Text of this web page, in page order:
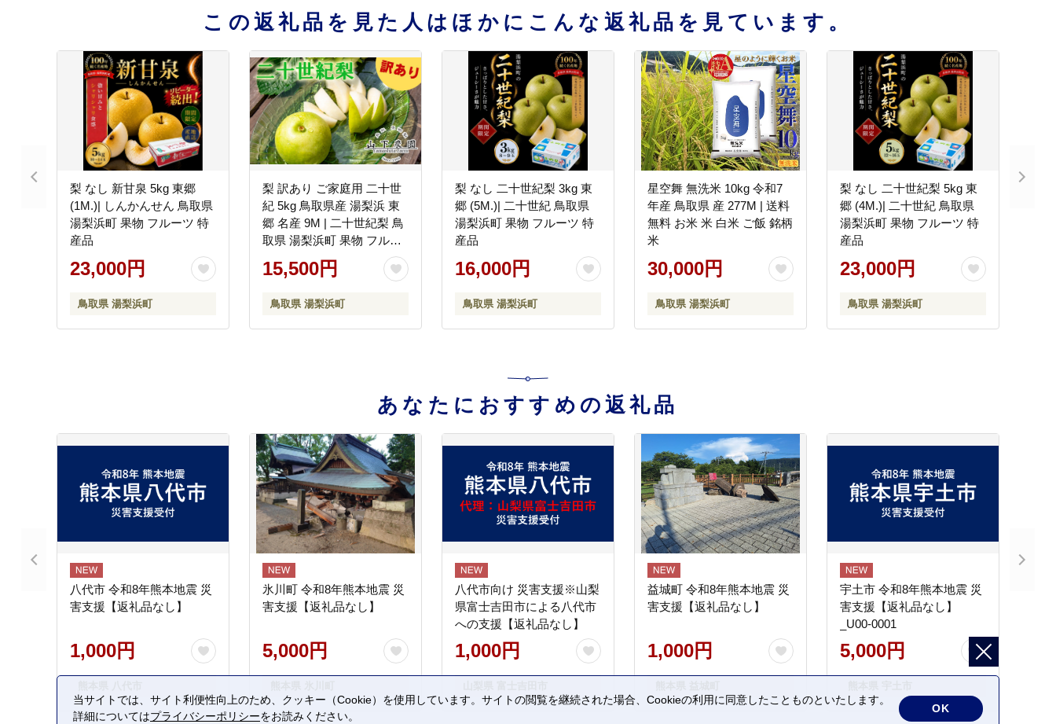
この返礼品を見た人はほかにこんな返礼品を見ています。
梨 なし 新甘泉 5kg 東郷
(1M.)| しんかんせん 鳥取県
湯梨浜町 果物 フルーツ 特
産品
23,000円
鳥取県 湯梨浜町
梨 訳あり ご家庭用 二十世
紀 5kg 鳥取県産 湯梨浜 東
郷 名産 9M | 二十世紀梨 鳥
取県 湯梨浜町 果物 フルー
15,500円
鳥取県 湯梨浜町
梨 なし 二十世紀梨 3kg 東
郷 (5M.)| 二十世紀 鳥取県
湯梨浜町 果物 フルーツ 特
産品
16,000円
鳥取県 湯梨浜町
星空舞 無洗米 10kg 令和7
年産 鳥取県 産 277M | 送料
無料 お米 米 白米 ご飯 銘柄
米
30,000円
鳥取県 湯梨浜町
梨 なし 二十世紀梨 5kg 東
郷 (4M.)| 二十世紀 鳥取県
湯梨浜町 果物 フルーツ 特
産品
23,000円
鳥取県 湯梨浜町
あなたにおすすめの返礼品
八代市 令和8年熊本地震 災
害支援【返礼品なし】
1,000円
氷川町 令和8年熊本地震 災
害支援【返礼品なし】
5,000円
八代市向け 災害支援※山梨
県富士吉田市による八代市
への支援【返礼品なし】
1,000円
益城町 令和8年熊本地震 災
害支援【返礼品なし】
1,000円
宇土市 令和8年熊本地震 災
害支援【返礼品なし】
_U00-0001
5,000円
当サイトでは、サイト利便性向上のため、クッキー（Cookie）を使用しています。サイトの閲覧を継続された場合、Cookieの利用に同意したことものといたします。
詳細についてはプライバシーポリシーをお読みください。
OK